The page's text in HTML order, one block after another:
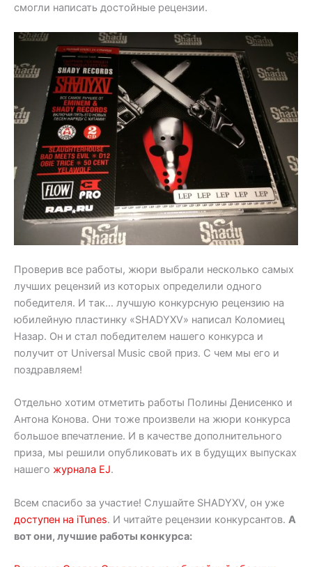
смогли написать достойные рецензии.
Проверив все работы, жюри выбрали несколько самых
лучших рецензий из которых определили одного
победителя. И так… лучшую конкурсную рецензию на
юбилейную пластинку «SHADYXV» написал Коломиец
Назар. Он и стал победителем нашего конкурса и
получит от Universal Music свой приз. С чем мы его и
поздравляем!
Отдельно хотим отметить работы Полины Денисенко и
Антона Конова. Они тоже произвели на жюри конкурса
большое впечатление. И в качестве дополнительного
приза, мы решили опубликовать их в будущих выпусках
нашего журнала EJ.
Всем спасибо за участие! Слушайте SHADYXV, он уже
доступен на iTunes. И читайте рецензии конкурсантов. А
вот они, лучшие работы конкурса: